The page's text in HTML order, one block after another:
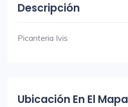
Descripción
Picanteria Ivis
Ubicación En El Mapa